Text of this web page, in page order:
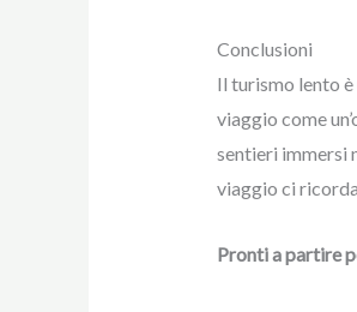
Conclusioni
Il turismo lento è
viaggio come
sentieri immersi
viaggio ci
Pronti a partire